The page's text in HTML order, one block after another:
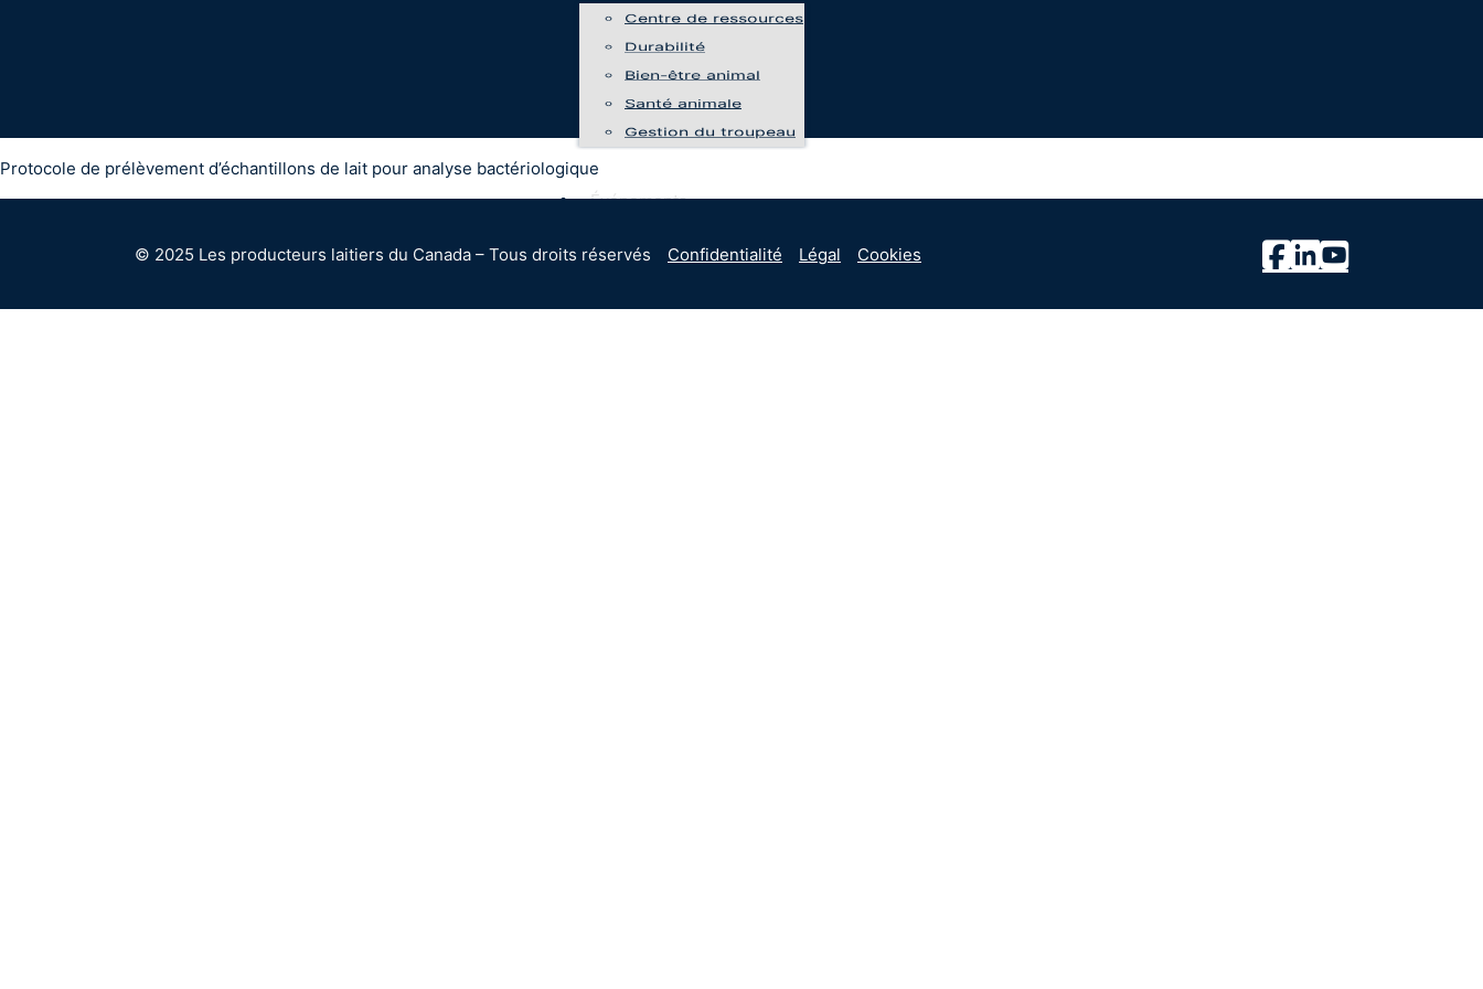
Centre de ressources
Durabilité
Bien-être animal
Santé animale
Gestion du troupeau
Événements
Protocole de prélèvement d’échantillons de lait pour analyse bactériologique
© 2025 Les producteurs laitiers du Canada – Tous droits réservés Confidentialité Légal Cookies